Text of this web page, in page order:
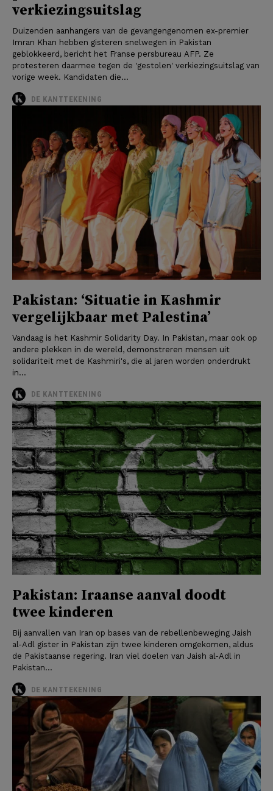
verkiezingsuitslag
Duizenden aanhangers van de gevangengenomen ex-premier
Imran Khan hebben gisteren snelwegen in Pakistan
geblokkeerd, bericht het Franse persbureau AFP. Ze
protesteren daarmee tegen de 'gestolen' verkiezingsuitslag van
vorige week. Kandidaten die...
DE KANTTEKENING
Pakistan: ‘Situatie in Kashmir
vergelijkbaar met Palestina’
Vandaag is het Kashmir Solidarity Day. In Pakistan, maar ook op
andere plekken in de wereld, demonstreren mensen uit
solidariteit met de Kashmiri's, die al jaren worden onderdrukt
in...
DE KANTTEKENING
Pakistan: Iraanse aanval doodt
twee kinderen
Bij aanvallen van Iran op bases van de rebellenbeweging Jaish
al-Adl gister in Pakistan zijn twee kinderen omgekomen, aldus
de Pakistaanse regering. Iran viel doelen van Jaish al-Adl in
Pakistan...
DE KANTTEKENING